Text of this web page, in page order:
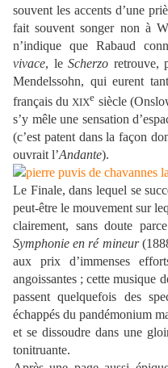
souvent les accents d’une
fait souvent songer non à
n’indique que Rabaud
vivace, leScherzo retrouve,
Mendelssohn, qui eurent
français du XIXe siècle
s’y mêle une sensation
(c’est patent dans la façon
ouvrait l’Andante).
Le Finale, dans lequel se
peut-être le mouvement sur
clairement, sans doute
Symphonie en ré mineur
aux prix d’immenses
angoissantes ; cette musique
passent quelquefois des
échappés du pandémonium
et se dissoudre dans une
tonitruante.